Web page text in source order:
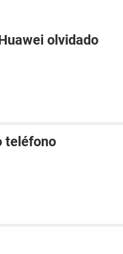
olvidado
teléfono